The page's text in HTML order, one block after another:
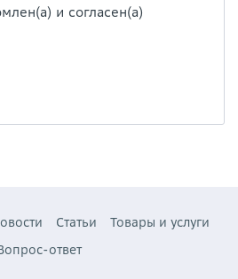
и согласен(а)
Статьи
Товары и услуги
ответ